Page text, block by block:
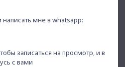
мне в whatsapp:
записаться на просмотр, и в
с вами